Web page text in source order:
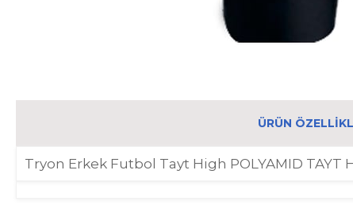
ÜRÜN
Tryon Erkek Futbol Tayt High POLYAMID TAYT